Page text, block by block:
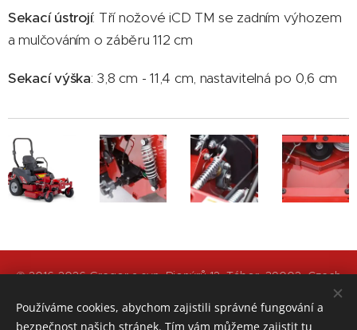
Sekací ústrojí: Tří nožové iCD TM se zadním výhozem
a mulčováním o záběru 112 cm
Sekací výška: 3,8 cm - 11,4 cm, nastavitelná po 0,6 cm
© 2016-2026 Gregor a syn, Pionýrů 12, Tábor, 39002, Czech
Používáme cookies, abychom zajistili správné fungování a
bezpečnost našich stránek. Tím vám můžeme zajistit tu